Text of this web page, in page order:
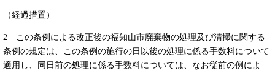
（経過措置）
2 この条例による改正後の福知山市廃棄物の処理及び清掃に関する
条例の規定は、この条例の施行の日以後の処理に係る手数料について
適用し、同日前の処理に係る手数料については、なお従前の例によ